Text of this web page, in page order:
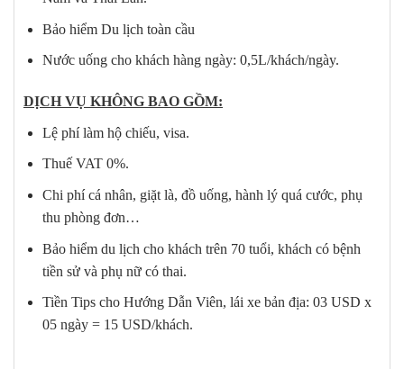
Bảo hiểm Du lịch toàn cầu
Nước uống cho khách hàng ngày: 0,5L/khách/ngày.
DỊCH VỤ KHÔNG BAO GỒM:
Lệ phí làm hộ chiếu, visa.
Thuế VAT 0%.
Chi phí cá nhân, giặt là, đồ uống, hành lý quá cước, phụ
thu phòng đơn…
Bảo hiểm du lịch cho khách trên 70 tuổi, khách có bệnh
tiền sử và phụ nữ có thai.
Tiền Tips cho Hướng Dẫn Viên, lái xe bản địa: 03 USD x
05 ngày = 15 USD/khách.